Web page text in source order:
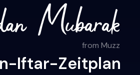
from Muzz
Iftar-Zeitplan